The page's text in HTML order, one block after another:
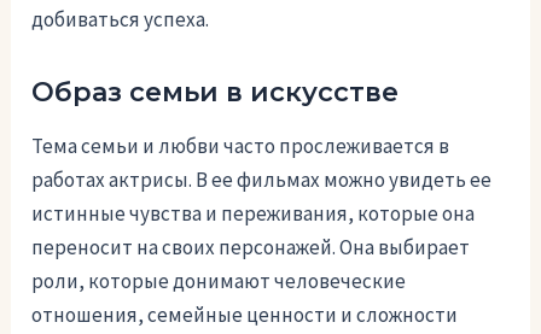
добиваться успеха.
Образ семьи в искусстве
Тема семьи и любви часто прослеживается в
работах актрисы. В ее фильмах можно увидеть ее
истинные чувства и переживания, которые она
переносит на своих персонажей. Она выбирает
роли, которые донимают человеческие
отношения, семейные ценности и сложности